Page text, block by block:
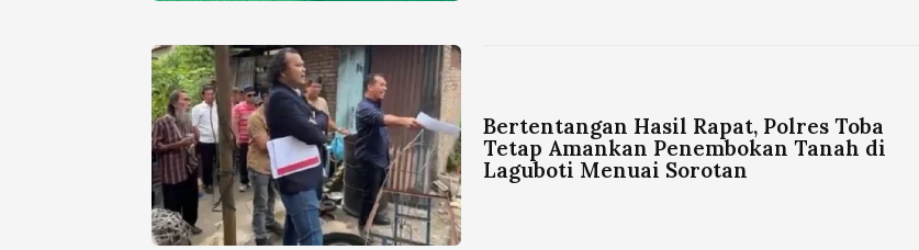
Bertentangan Hasil Rapat, Polres Toba
Tetap Amankan Penembokan Tanah di
Laguboti Menuai Sorotan